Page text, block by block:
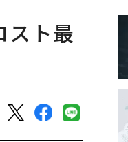
スト最